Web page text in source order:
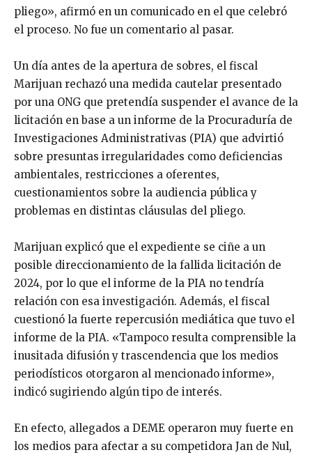
pliego», afirmó en un comunicado en el que celebró
el proceso. No fue un comentario al pasar.
Un día antes de la apertura de sobres, el fiscal
Marijuan rechazó una medida cautelar presentado
por una ONG que pretendía suspender el avance de la
licitación en base a un informe de la Procuraduría de
Investigaciones Administrativas (PIA) que advirtió
sobre presuntas irregularidades como deficiencias
ambientales, restricciones a oferentes,
cuestionamientos sobre la audiencia pública y
problemas en distintas cláusulas del pliego.
Marijuan explicó que el expediente se ciñe a un
posible direccionamiento de la fallida licitación de
2024, por lo que el informe de la PIA no tendría
relación con esa investigación. Además, el fiscal
cuestionó la fuerte repercusión mediática que tuvo el
informe de la PIA. «Tampoco resulta comprensible la
inusitada difusión y trascendencia que los medios
periodísticos otorgaron al mencionado informe»,
indicó sugiriendo algún tipo de interés.
En efecto, allegados a DEME operaron muy fuerte en
los medios para afectar a su competidora Jan de Nul,